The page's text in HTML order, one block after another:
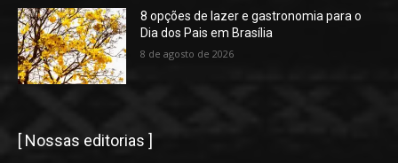
8 opções de lazer e gastronomia para o
Dia dos Pais em Brasília
8 de agosto de 2026
[ Nossas editorias ]